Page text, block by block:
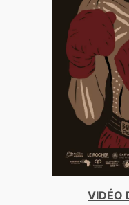
VIDÉO